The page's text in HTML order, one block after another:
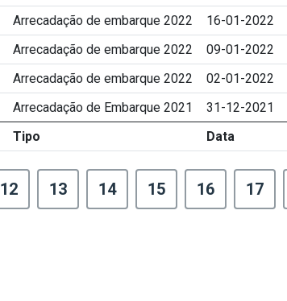
Arrecadação de embarque 2022 16-01-2022
Arrecadação de embarque 2022 09-01-2022
Arrecadação de embarque 2022 02-01-2022
Arrecadação de Embarque 2021 31-12-2021
Tipo Data
12 13 14 15 16 17